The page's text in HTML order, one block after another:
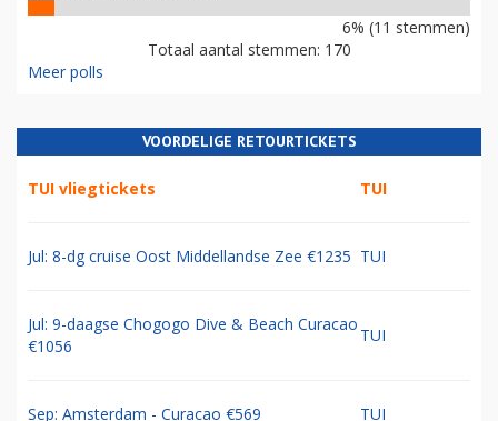
6% (11 stemmen)
Totaal aantal stemmen: 170
Meer polls
VOORDELIGE RETOURTICKETS
TUI vliegtickets TUI
Jul: 8-dg cruise Oost Middellandse Zee €1235 TUI
Jul: 9-daagse Chogogo Dive & Beach Curacao
€1056
TUI
Sep: Amsterdam - Curacao €569 TUI